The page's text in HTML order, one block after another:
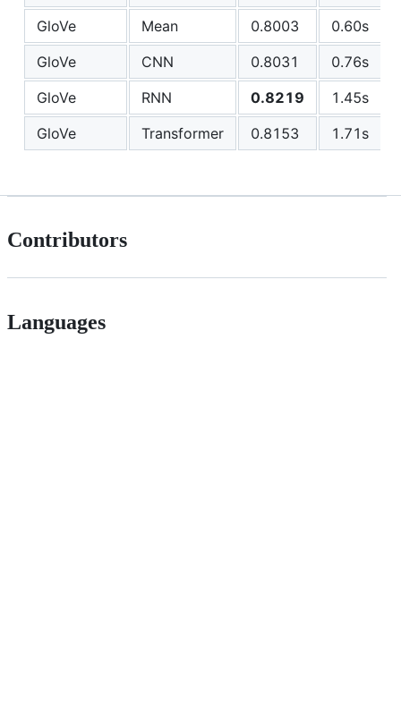
GloVe
Mean 0.8003
0.60s
GloVe
CNN 0.8031
0.76s
GloVe
RNN 0.8219
1.45s
GloVe
Transformer 0.8153 1.71s
Contributors
Languages